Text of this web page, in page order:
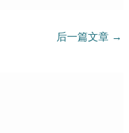
后一篇文章 →